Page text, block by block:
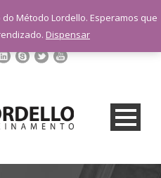
1398-3091
Método Lordello. Esperamos que
Dispensar